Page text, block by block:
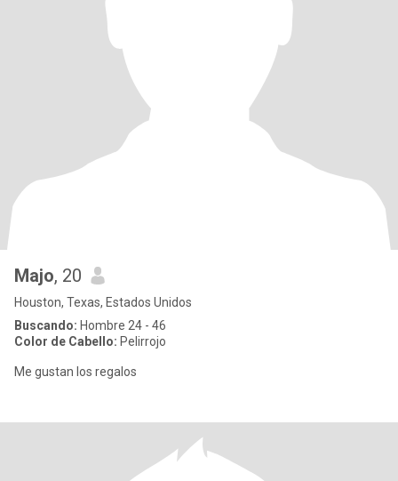
Majo, 20
Houston, Texas, Estados Unidos
Buscando: Hombre 24 - 46
Color de Cabello: Pelirrojo
Me gustan los regalos